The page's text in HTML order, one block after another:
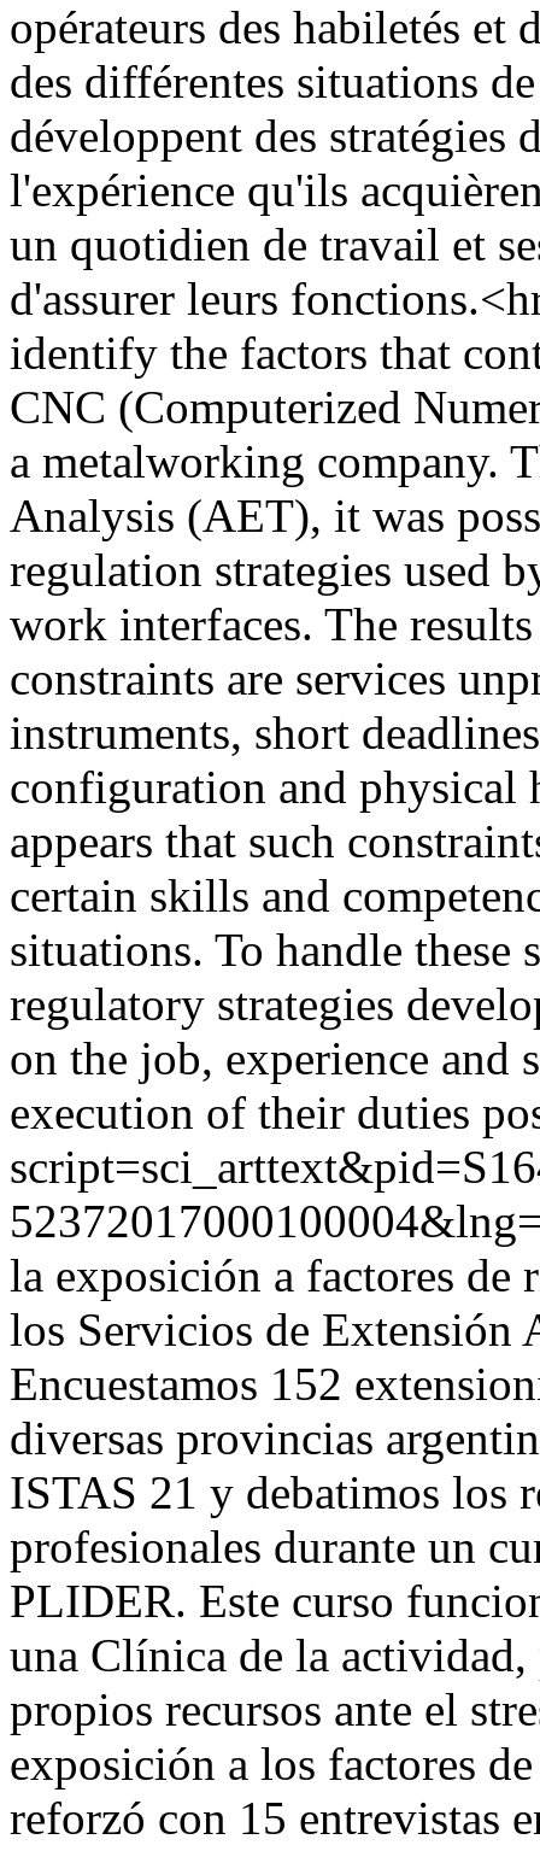
opérateurs des habiletés et
des différentes situations
développent des stratégies
l'expérience qu'ils
un quotidien de travail et
d'assurer leurs
identify the factors that
CNC (Computerized
a metalworking company.
Analysis (AET), it was
regulation strategies used
work interfaces. The
constraints are services
instruments, short
configuration and physical
appears that such
certain skills and
situations. To handle these
regulatory strategies
on the job, experience and
execution of their duties
la exposición a factores de
los Servicios de Extensión
Encuestamos 152
diversas provincias
ISTAS 21 y debatimos los
profesionales durante un
PLIDER. Este curso
una Clínica de la
propios recursos ante el
exposición a los factores
reforzó con 15 entrevistas